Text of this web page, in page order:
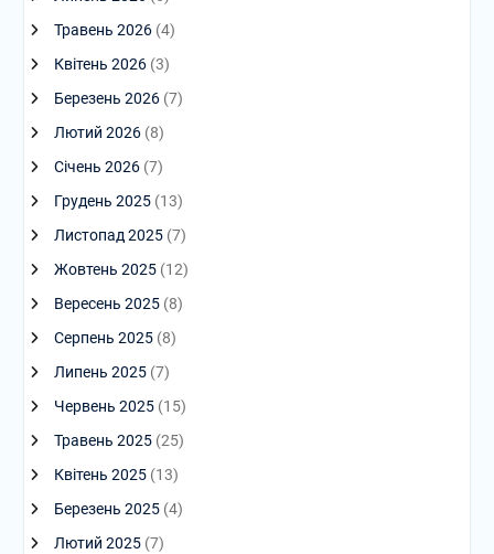
Травень 2026(4)
Квітень 2026(3)
Березень 2026(7)
Лютий 2026(8)
Січень 2026(7)
Грудень 2025(13)
Листопад 2025(7)
Жовтень 2025(12)
Вересень 2025(8)
Серпень 2025(8)
Липень 2025(7)
Червень 2025(15)
Травень 2025(25)
Квітень 2025(13)
Березень 2025(4)
Лютий 2025(7)